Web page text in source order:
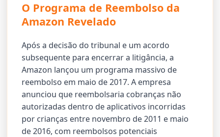
O Programa de Reembolso da
Amazon Revelado
Após a decisão do tribunal e um acordo
subsequente para encerrar a litigância, a
Amazon lançou um programa massivo de
reembolso em maio de 2017. A empresa
anunciou que reembolsaria cobranças não
autorizadas dentro de aplicativos incorridas
por crianças entre novembro de 2011 e maio
de 2016, com reembolsos potenciais